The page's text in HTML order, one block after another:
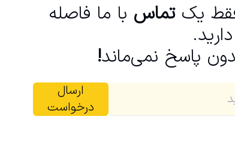
فقط یکتماس با ما فاصله
دارید.
پاسخ نمی‌ماند!
ارسال
درخواست